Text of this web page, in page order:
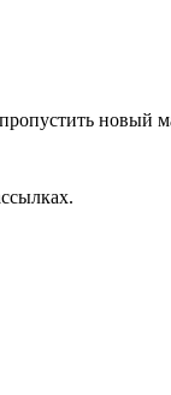
новый